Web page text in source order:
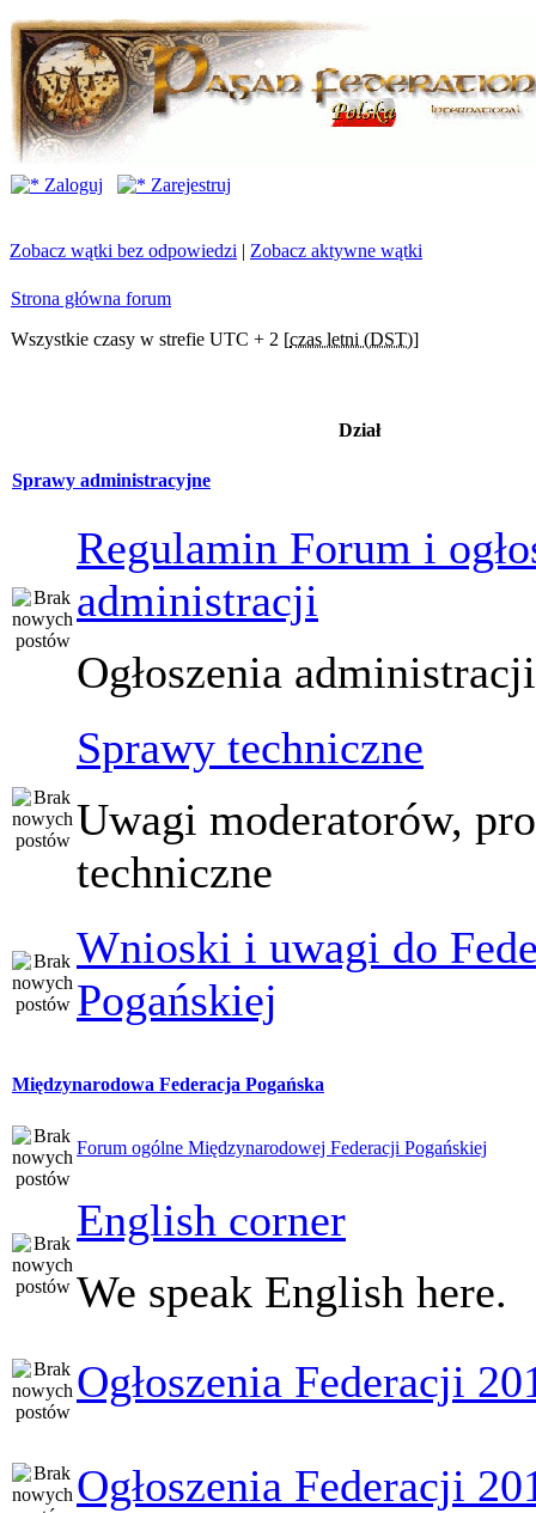
Zaloguj Zarejestruj
Zobacz wątki bez odpowiedzi | Zobacz aktywne wątki
Strona główna forum
Wszystkie czasy w strefie UTC + 2 [czas letni (DST)]
Dział
Sprawy administracyjne
Regulamin Forum i
administracji
Ogłoszenia
Sprawy techniczne
Uwagi moderatorów,
techniczne
Wnioski i uwagi do
Pogańskiej
Międzynarodowa Federacja Pogańska
Forum ogólne Międzynarodowej Federacji Pogańskiej
English corner
We speak English here.
Ogłoszenia Federacji
Ogłoszenia Federacji